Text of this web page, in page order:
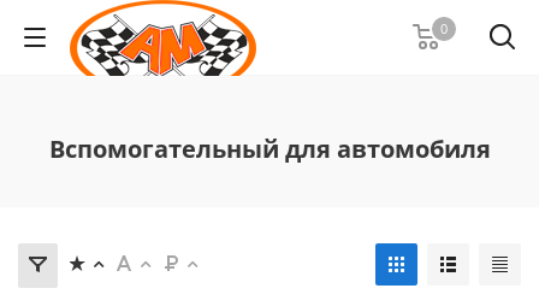
0
Вспомогательный для автомобиля